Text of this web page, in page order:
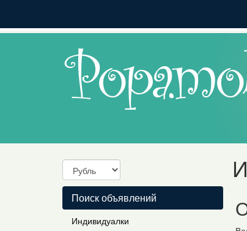
Поиск объявлений
Индивидуалки